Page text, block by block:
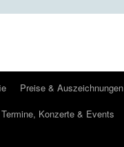
Preise & Auszeichnungen
Termine, Konzerte & Events